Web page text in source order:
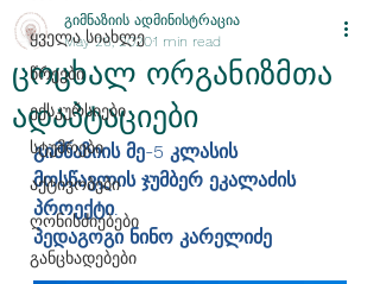
ყველა სიახლე
წრეები
ექსკურსიები
სტუმრები
აქტივობები
ღონისძიებები
განცხადებები
ცოცხალ ორგანიზმთა
ადაპტაციები
გიმნაზიის ადმინისტრაცია
May 26, 20201 min read
გიმნაზიის მე-5 კლასის
მოსწავლის ჯუმბერ ეკალაძის
პროექტი.
პედაგოგი ნინო კარელიძე